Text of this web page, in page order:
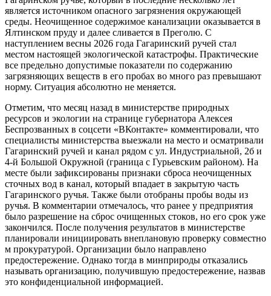
является источником опасного загрязнения окружающей
среды. Неочищенное содержимое канализации оказывается в
Ялтинском пруду и далее сливается в Преголю. С
наступлением весны 2026 года Гагаринский ручей стал
местом настоящей экологической катастрофы. Практические
все предельно допустимые показатели по содержанию
загрязняющих веществ в его пробах во много раз превышают
норму. Ситуация абсолютно не меняется.
Отметим, что месяц назад в министерстве природных
ресурсов и экологии на странице губернатора Алексея
Беспрозванных в соцсети «ВКонтакте» комментировали, что
специалисты министерства выезжали на место и осматривали
Гагаринский ручей и канал рядом с ул. Индустриальной, 2б и
4-й Большой Окружной (граница с Гурьевским районом). На
месте были зафиксированы признаки сброса неочищенных
сточных вод в канал, который впадает в закрытую часть
Гагаринского ручья. Также были отобраны пробы воды из
ручья. В комментарии отмечалось, что ранее у предприятия
было разрешение на сброс очищенных стоков, но его срок уже
закончился. После получения результатов в министерстве
планировали инициировать внеплановую проверку совместно
м прокуратурой. Организации было направлено
предостережение. Однако тогда в минприроды отказались
называть организацию, получившую предостережение, назвав
это конфиденциальной информацией.